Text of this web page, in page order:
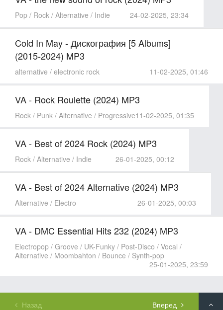
Pop / Rock / Alternative / Indie 24-02-2025, 23:34
Cold In May - Дискография [5 Albums]
(2015-2024) MP3
alternative / electronic rock 11-02-2025, 01:46
VA - Rock Roulette (2024) MP3
Rock / Punk / Alternative / Progressive11-02-2025, 01:35
VA - Best of 2024 Rock (2024) MP3
Rock / Alternative / Indie 26-01-2025, 00:12
VA - Best of 2024 Alternative (2024) MP3
Alternative / Electro 26-01-2025, 00:03
VA - DMC Essential Hits 232 (2024) MP3
Electropop / Groove / UK-Funky / Post-Disco / Vocal /
Alternative / Moombahton / Bounce / Synth-pop
25-01-2025, 23:59
Назад Вперед